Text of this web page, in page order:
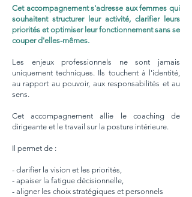
Cet accompagnement s'adresse aux femmes qui
souhaitent structurer leur activité, clarifier leurs
priorités et optimiser leur fonctionnement sans se
couper d'elles-mêmes.
Les enjeux professionnels ne sont jamais
uniquement techniques. Ils touchent à l'identité,
au rapport au pouvoir, aux responsabilités et au
sens.
Cet accompagnement allie le coaching de
dirigeante et le travail sur la posture intérieure.
Il permet de :
- clarifier la vision et les priorités,
- apaiser la fatigue décisionnelle,
- aligner les choix stratégiques et personnels